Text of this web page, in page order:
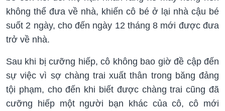
không thể đưa về nhà, khiến cô bé ở lại nhà cậu bé
suốt 2 ngày, cho đến ngày 12 tháng 8 mới được đưa
trở về nhà.
Sau khi bị cưỡng hiếp, cô không bao giờ đề cập đến
sự việc vì sợ chàng trai xuất thân trong băng đảng
tội phạm, cho đến khi biết được chàng trai cũng đã
cưỡng hiếp một người bạn khác của cô, cô mới